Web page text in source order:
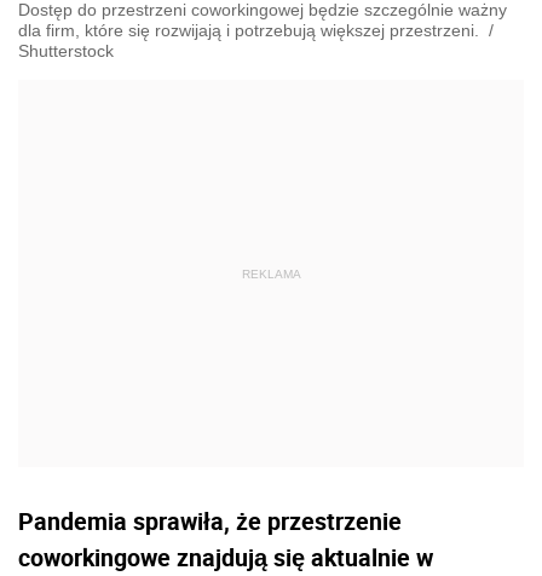
Dostęp do przestrzeni coworkingowej będzie szczególnie ważny
dla firm, które się rozwijają i potrzebują większej przestrzeni. /
Shutterstock
Pandemia sprawiła, że przestrzenie
coworkingowe znajdują się aktualnie w